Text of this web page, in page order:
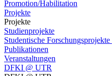
Promotion/Habilitation
Projekte
Projekte
Studienprojekte
Studentische
Publikationen
Veranstaltungen
DFKI @ UTR